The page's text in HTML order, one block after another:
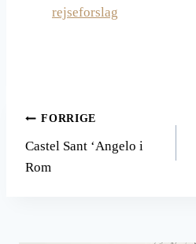
rejseforslag
Indlægsnavigation
FORRIGE
Castel Sant ‘Angelo i
Rom